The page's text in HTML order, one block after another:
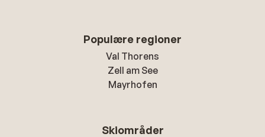
Populære regioner
Val Thorens
Zell am See
Mayrhofen
Skiområder